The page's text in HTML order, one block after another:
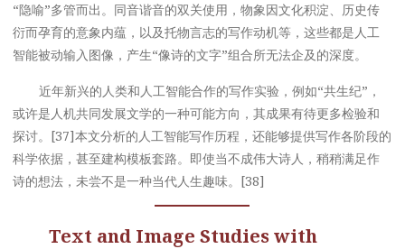
“隐喻”多管而出。同音谐音的双关使用，物象因文化积淀、历史传
衍而孕育的意象内蕴，以及托物言志的写作动机等，这些都是人工
智能被动输入图像，产生“像诗的文字”组合所无法企及的深度。
近年新兴的人类和人工智能合作的写作实验，例如“共生纪”，
或许是人机共同发展文学的一种可能方向，其成果有待更多检验和
探讨。[37]本文分析的人工智能写作历程，还能够提供写作各阶段的
科学依据，甚至建构模板套路。即使当不成伟大诗人，稍稍满足作
诗的想法，未尝不是一种当代人生趣味。[38]
Text and Image Studies with